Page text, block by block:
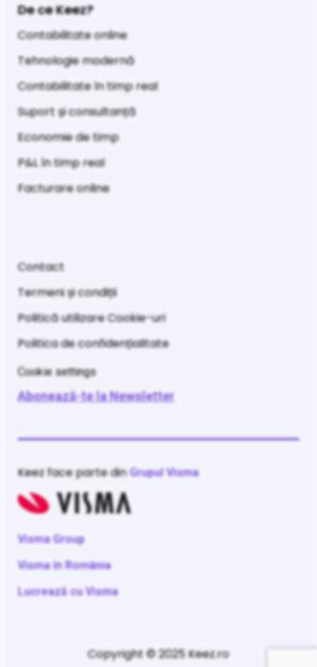
De ce Keez?
Contabilitate online
Tehnologie modernă
Contabilitate în timp real
Suport și consultanță
Economie de timp
P&L în timp real
Facturare online
Contact
Termeni și condiții
Politică utilizare Cookie-uri
Politica de confidențialitate
Cookie settings
Abonează-te la Newsletter
Keez face parte dinGrupul Visma
Visma Group
Visma în România
Lucrează cu Visma
Copyright © 2025 Keez.ro